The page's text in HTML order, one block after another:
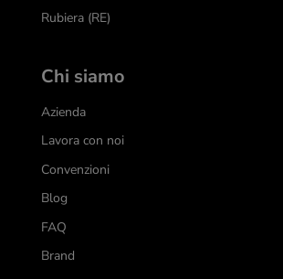
Rubiera (RE)
Chi siamo
Azienda
Lavora con noi
Convenzioni
Blog
FAQ
Brand